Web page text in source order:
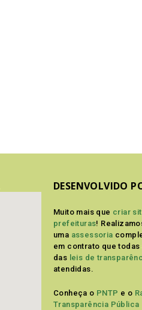
DESENVOLVIDO
Muito mais que criar
prefeituras!
uma assessoria
em contrato que
das leis de
atendidas.
Conheça o PNTP e o
Transparência Pública